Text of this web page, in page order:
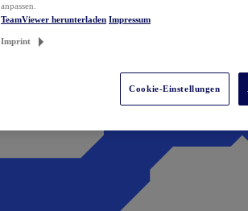
anpassen.
TeamViewer herunterladen Impressum
Imprint
Cookie-Einstellungen